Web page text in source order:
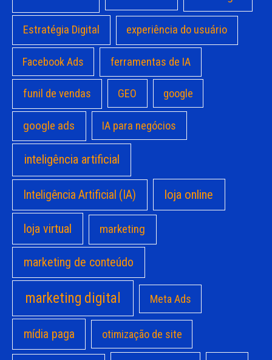
Estratégia Digital experiência do usuário
Facebook Ads ferramentas de IA
funil de vendas GEO google
google ads IA para negócios
inteligência artificial
Inteligência Artificial (IA) loja online
loja virtual marketing
marketing de conteúdo
marketing digital Meta Ads
mídia paga otimização de site